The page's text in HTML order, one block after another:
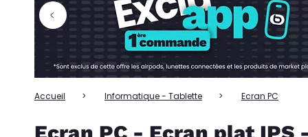
Accueil Informatique - Tablette Ecran PC